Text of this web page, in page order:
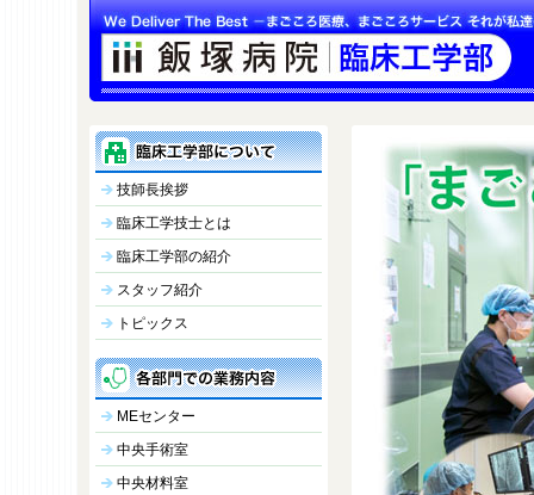
技師長挨拶
臨床工学技士とは
臨床工学部の紹介
スタッフ紹介
トピックス
MEセンター
中央手術室
中央材料室